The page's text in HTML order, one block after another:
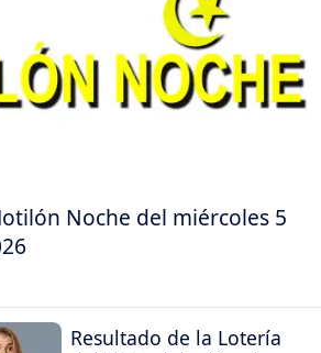
Noche del miércoles 5
Resultado de la Lotería